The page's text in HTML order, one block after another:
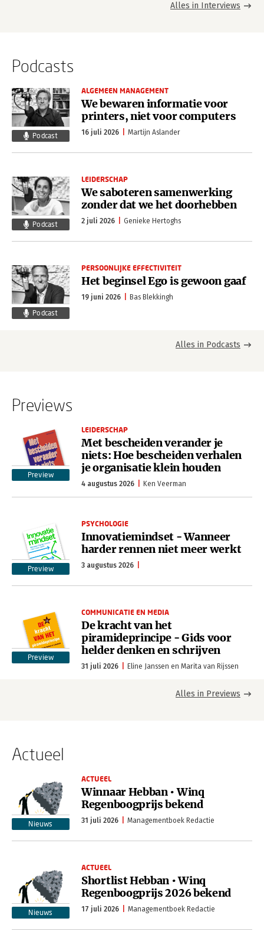
Alles in Interviews
Podcasts
Podcast
ALGEMEEN MANAGEMENT
We bewaren informatie voor
printers, niet voor computers
16 juli 2026 Martijn Aslander
Podcast
LEIDERSCHAP
We saboteren samenwerking
zonder dat we het doorhebben
2 juli 2026 Genieke Hertoghs
Podcast
PERSOONLIJKE EFFECTIVITEIT
Het beginsel Ego is gewoon gaaf
19 juni 2026 Bas Blekkingh
Alles in Podcasts
Previews
Preview
LEIDERSCHAP
Met bescheiden verander je
niets: Hoe bescheiden verhalen
je organisatie klein houden
4 augustus 2026 Ken Veerman
Preview
PSYCHOLOGIE
Innovatiemindset - Wanneer
harder rennen niet meer werkt
3 augustus 2026
Preview
COMMUNICATIE EN MEDIA
De kracht van het
piramideprincipe - Gids voor
helder denken en schrijven
31 juli 2026 Eline Janssen en Marita van Rijssen
Alles in Previews
Actueel
Nieuws
ACTUEEL
Winnaar Hebban • Winq
Regenboogprijs bekend
31 juli 2026 Managementboek Redactie
Nieuws
ACTUEEL
Shortlist Hebban • Winq
Regenboogprijs 2026 bekend
17 juli 2026 Managementboek Redactie